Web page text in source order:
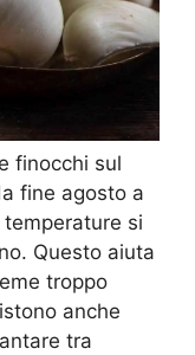
finocchi sul
fine agosto a
si
Questo aiuta
troppo
anche
tra